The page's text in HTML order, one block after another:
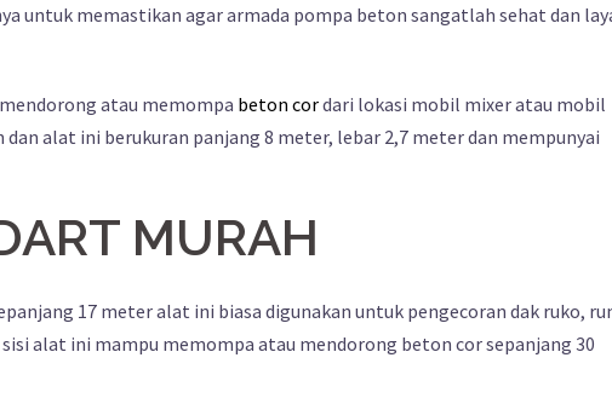
untuk memastikan agar armada pompa beton sangatlah sehat dan
atau memompa beton cordari lokasi mobil mixer atau mobil
alat ini berukuran panjang 8 meter, lebar 2,7 meter dan mempunyai
MURAH
17 meter alat ini biasa digunakan untuk pengecoran dak ruko,
alat ini mampu memompa atau mendorong beton cor sepanjang 30